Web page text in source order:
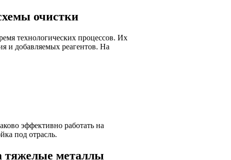
очистки
технологических процессов. Их
и добавляемых реагентов. На
эффективно работать на
под отрасль.
тяжелые металлы